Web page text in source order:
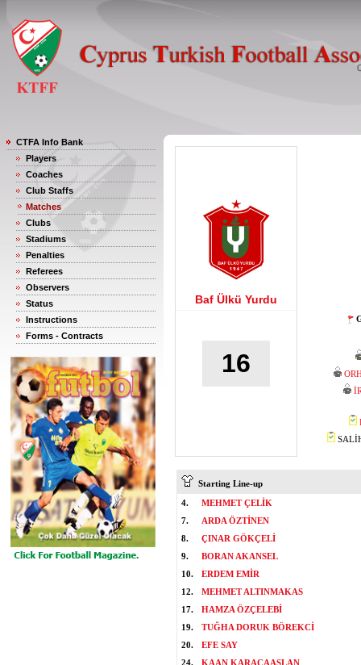
CTFA Info Bank
Players
Coaches
Club Staffs
Matches
Clubs
Stadiums
Penalties
Referees
Observers
Status
Instructions
Forms - Contracts
Baf Ülkü Yurdu
16
Starting Line-up
4.
MEHMET ÇELİK
7.
ARDA ÖZTİNEN
8.
ÇINAR GÖKÇELİ
9.
BORAN AKANSEL
10.
ERDEM EMİR
12.
MEHMET ALTINMAKAS
17.
HAMZA ÖZÇELEBİ
19.
TUĞHA DORUK BÖREKCİ
20.
EFE SAY
24.
KAAN KARACAASLAN